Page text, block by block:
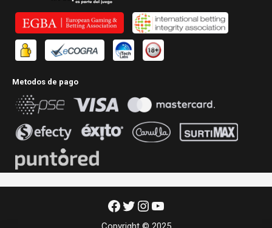
Metodos de pago
Facebook
Twitter
Instagram
YouTube